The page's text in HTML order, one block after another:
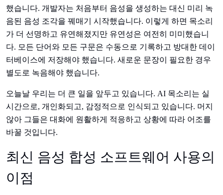
했습니다. 개발자는 처음부터 음성을 생성하는 대신 미리 녹
음된 음성 조각을 꿰매기 시작했습니다. 이렇게 하면 목소리
가 더 선명하고 유연해졌지만 유연성은 여전히 미미했습니
다. 모든 단어와 모든 구문은 수동으로 기록하고 방대한 데이
터베이스에 저장해야 했습니다. 새로운 문장이 필요한 경우
별도로 녹음해야 했습니다.
오늘날 우리는 더 큰 일을 앞두고 있습니다. AI 목소리는 실
시간으로, 개인화되고, 감정적으로 인식되고 있습니다. 머지
않아 그들은 대화에 원활하게 적응하고 상황에 따라 어조를
바꿀 것입니다.
최신 음성 합성 소프트웨어 사용의
이점